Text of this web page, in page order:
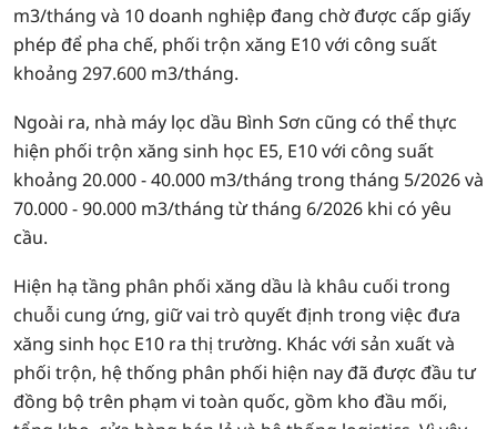
m3/tháng và 10 doanh nghiệp đang chờ được cấp giấy
phép để pha chế, phối trộn xăng E10 với công suất
khoảng 297.600 m3/tháng.
Ngoài ra, nhà máy lọc dầu Bình Sơn cũng có thể thực
hiện phối trộn xăng sinh học E5, E10 với công suất
khoảng 20.000 - 40.000 m3/tháng trong tháng 5/2026 và
70.000 - 90.000 m3/tháng từ tháng 6/2026 khi có yêu
cầu.
Hiện hạ tầng phân phối xăng dầu là khâu cuối trong
chuỗi cung ứng, giữ vai trò quyết định trong việc đưa
xăng sinh học E10 ra thị trường. Khác với sản xuất và
phối trộn, hệ thống phân phối hiện nay đã được đầu tư
đồng bộ trên phạm vi toàn quốc, gồm kho đầu mối,